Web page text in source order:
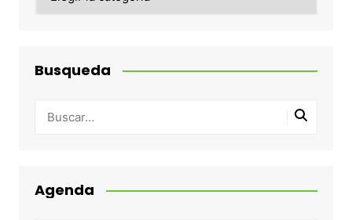
Busqueda
Agenda